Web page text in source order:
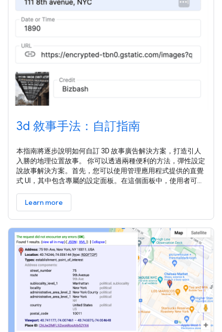
3d 敘事手法：自訂指南
本指南將逐步說明如何自訂 3D 故事廣告解決方案，打造引人
入勝的地理位置故事。 你可以透過兩種便利的方法，彈性設定
說故事解決方案。首先，您可以使用管理應用程式提供的直覺
式 UI，其中包含專屬的設定面板。在這個面板中，使用者可以
日期等。 其次，您可以使用管理應用程式中的 GUI，為每個章
節微調攝影機設定和對焦選項。使用者對設定感到滿意後，可
以選擇下載產生的 JSON 檔案。 或者，您也可以直接編輯
JSON 檔案。 您可以調整
Learn more